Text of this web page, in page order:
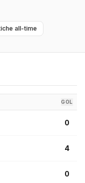
all-time
GOL
0
4
0